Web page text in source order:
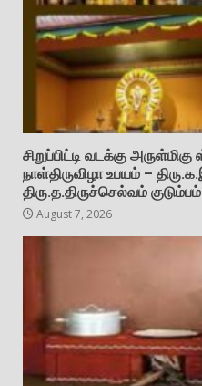
சிறுப்பிட்டி வடக்கு
நாள்திருவிழா உபயம் –
திரு.த.திருச்செல்வம் குடும்பம்
August 7, 2026